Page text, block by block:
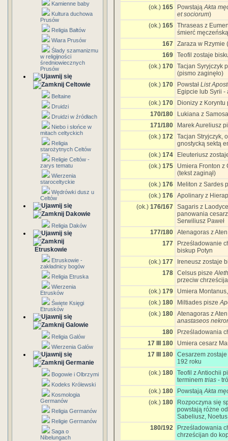
Kamienne baby
Kultura duchowa
Prusów
Religia Bałtów
Wiara Prusów
Ślady szamanizmu
w religijności
średniowiecznych
Prusów
Celtowie
Beltaine
Druidzi
Druidzi w źródłach
Niebo i słońce w
mitach celtyckich
Religia
starożytnych Celtów
Religie Celtów -
zarys tematu
Wierzenia
staroceltyckie
Wędrówki dusz u
Celtów
Dakowie
Religia Daków
Etruskowie
Etruskowie -
zakładnicy bogów
Religia Etruska
Wierzenia
Etrusków
Święte Księgi
Etrusków
Galowie
Religia Galów
Wierzenia Galów
Germanie
Bogowie i Olbrzymi
Kodeks Królewski
Kosmologia
Germanów
Religia Germanów
Religie Germanów
Saga o
Nibelungach
(ok.) 165 PowstająAkta
et sociorum)
(ok.) 165 Thraseas z
śmierć
167 Zaraza w Rzymie
169 Teofil zostaje
(ok.) 170 Tacjan Syryjczyk
(pismo zaginęło)
(ok.) 170 Powstał List
Egipcie lub Syrii -
(ok.) 170
Dionizy z
170/180
Lukiana z
171/180
Marek Aureliusz
(ok.) 172 Tacjan Stryjczyk,
gnostycką sektą
(ok.) 174
Eleuteriusz
(ok.) 175
Umiera Fronton z
(tekst zaginął)
(ok.) 176
Meliton z Sardes
(ok.) 176 Apolinary z
(ok.) 176/167 Sagaris z
panowania
Serwiliusz Paweł
177/180 Atenagoras z
177
Prześladowanie
biskup Potyn
(ok.) 177
Ireneusz zostaje
178 Celsus pisze
przeciw
(ok.) 179
Umiera
(ok.) 180 Miltiades pisze
(ok.) 180 Atenagoras z
anastaseos
180
Prześladowania
17 III 180
Umiera cesarz
17 III 180 Cesarzem zostaje
192 roku
(ok.) 180 Teofil z Antiochii
terminem trias -
(ok.) 180 PowstająAkta
(ok.) 180
Rozpoczyna się
powstają różne
Sabeliusz,
180/192
Prześladowania
chrześcijan do